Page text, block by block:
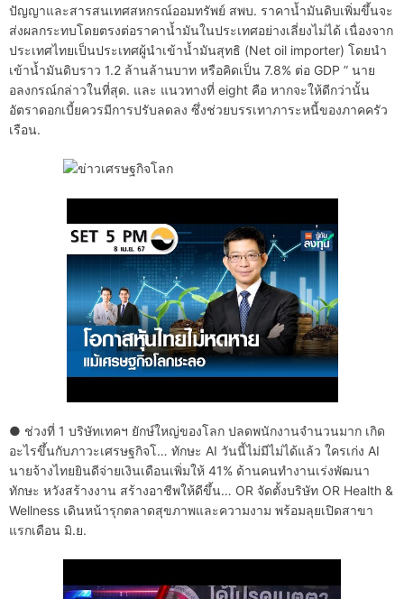
ปัญญาและสารสนเทศสหกรณ์ออมทรัพย์ สพบ. ราคาน้ำมันดิบเพิ่มขึ้นจะ
ส่งผลกระทบโดยตรงต่อราคาน้ำมันในประเทศอย่างเลี่ยงไม่ได้ เนื่องจาก
ประเทศไทยเป็นประเทศผู้นำเข้าน้ำมันสุทธิ (Net oil importer) โดยนำ
เข้าน้ำมันดิบราว 1.2 ล้านล้านบาท หรือคิดเป็น 7.8% ต่อ GDP ” นาย
อลงกรณ์กล่าวในที่สุด. และ แนวทางที่ eight คือ หากจะให้ดีกว่านั้น
อัตราดอกเบี้ยควรมีการปรับลดลง ซึ่งช่วยบรรเทาภาระหนี้ของภาคครัว
เรือน.
● ช่วงที่ 1 บริษัทเทคฯ ยักษ์ใหญ่ของโลก ปลดพนักงานจำนวนมาก เกิด
อะไรขึ้นกับภาวะเศรษฐกิจโ… ทักษะ AI วันนี้ไม่มีไม่ได้แล้ว ใครเก่ง AI
นายจ้างไทยยินดีจ่ายเงินเดือนเพิ่มให้ 41% ด้านคนทำงานเร่งพัฒนา
ทักษะ หวังสร้างงาน สร้างอาชีพให้ดีขึ้น… OR จัดตั้งบริษัท OR Health &
Wellness เดินหน้ารุกตลาดสุขภาพและความงาม พร้อมลุยเปิดสาขา
แรกเดือน มิ.ย.